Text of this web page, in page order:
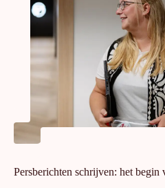
Persberichten schrijven: het